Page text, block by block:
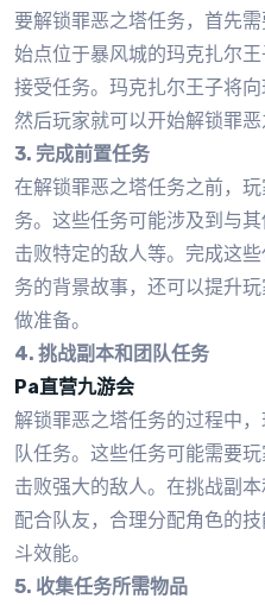
要解锁罪恶之塔任务，首先
始点位于暴风城的玛克扎尔
接受任务。玛克扎尔王子将
然后玩家就可以开始解锁罪恶
3. 完成前置任务
在解锁罪恶之塔任务之前，
务。这些任务可能涉及到与其
击败特定的敌人等。完成这
务的背景故事，还可以提升
做准备。
4. 挑战副本和团队任务
Pa直营九游会
解锁罪恶之塔任务的过程中
队任务。这些任务可能需要
击败强大的敌人。在挑战副
配合队友，合理分配角色的
斗效能。
5. 收集任务所需物品